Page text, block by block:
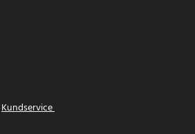
Kundservice